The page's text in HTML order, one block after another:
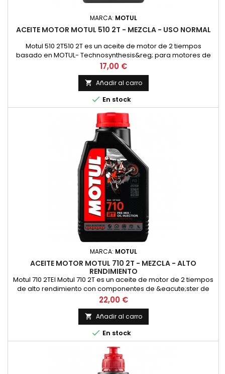
MARCA: MOTUL
ACEITE MOTOR MOTUL 510 2T - MEZCLA - USO NORMAL
Motul 510 2T510 2T es un aceite de motor de 2 tiempos
basado en MOTUL- Technosynthesis&reg; para motores de
moto modernos de 2T para esfuerzos normales en el uso
diario en todos los motores de 2 tiempos con
inyecci&oacute;n o carburador. Adecuado para la
lubricaci&oacute;n mixta y separada. Compatible con los
modernos sistemas de postratamiento de gases...
Precio
17,00 €
 Añadir al carro
 En stock
MARCA: MOTUL
ACEITE MOTOR MOTUL 710 2T - MEZCLA - ALTO
RENDIMIENTO
Motul 710 2TEl Motul 710 2T es un aceite de motor de 2 tiempos
de alto rendimiento con componentes de &eacute;ster de
alta calidad para las m&aacute;s altas exigencias en las
carreras y en la carretera en todos los motores de 2 tiempos
con inyecci&oacute;n o carburador. Adecuado para la
lubricaci&oacute;n mixta y separada. Compatible con los
modernos...
Precio
22,00 €
 Añadir al carro
 En stock